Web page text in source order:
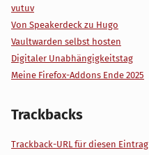
vutuv
Von Speakerdeck zu Hugo
Vaultwarden selbst hosten
Digitaler Unabhängigkeitstag
Meine Firefox-Addons Ende 2025
Trackbacks
Trackback-URL für diesen Eintrag